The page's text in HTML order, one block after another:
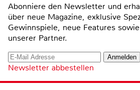
Abonniere den Newsletter und
über neue Magazine, exklusive
Gewinnspiele, neue Features
unserer Partner.
Newsletter abbestellen